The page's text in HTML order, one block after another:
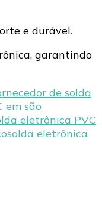
e durável.
garantindo
de solda
em são
eletrônica PVC
solda eletrônica